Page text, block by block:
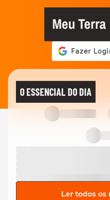
Meu Terra
O ESSENCIAL DO DIA
Ler todos os